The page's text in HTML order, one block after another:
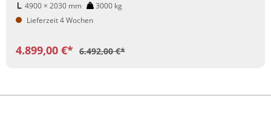
4900 × 2030 mm 3000 kg
Lieferzeit 4 Wochen
4.899,00 €* 6.492,00 €*